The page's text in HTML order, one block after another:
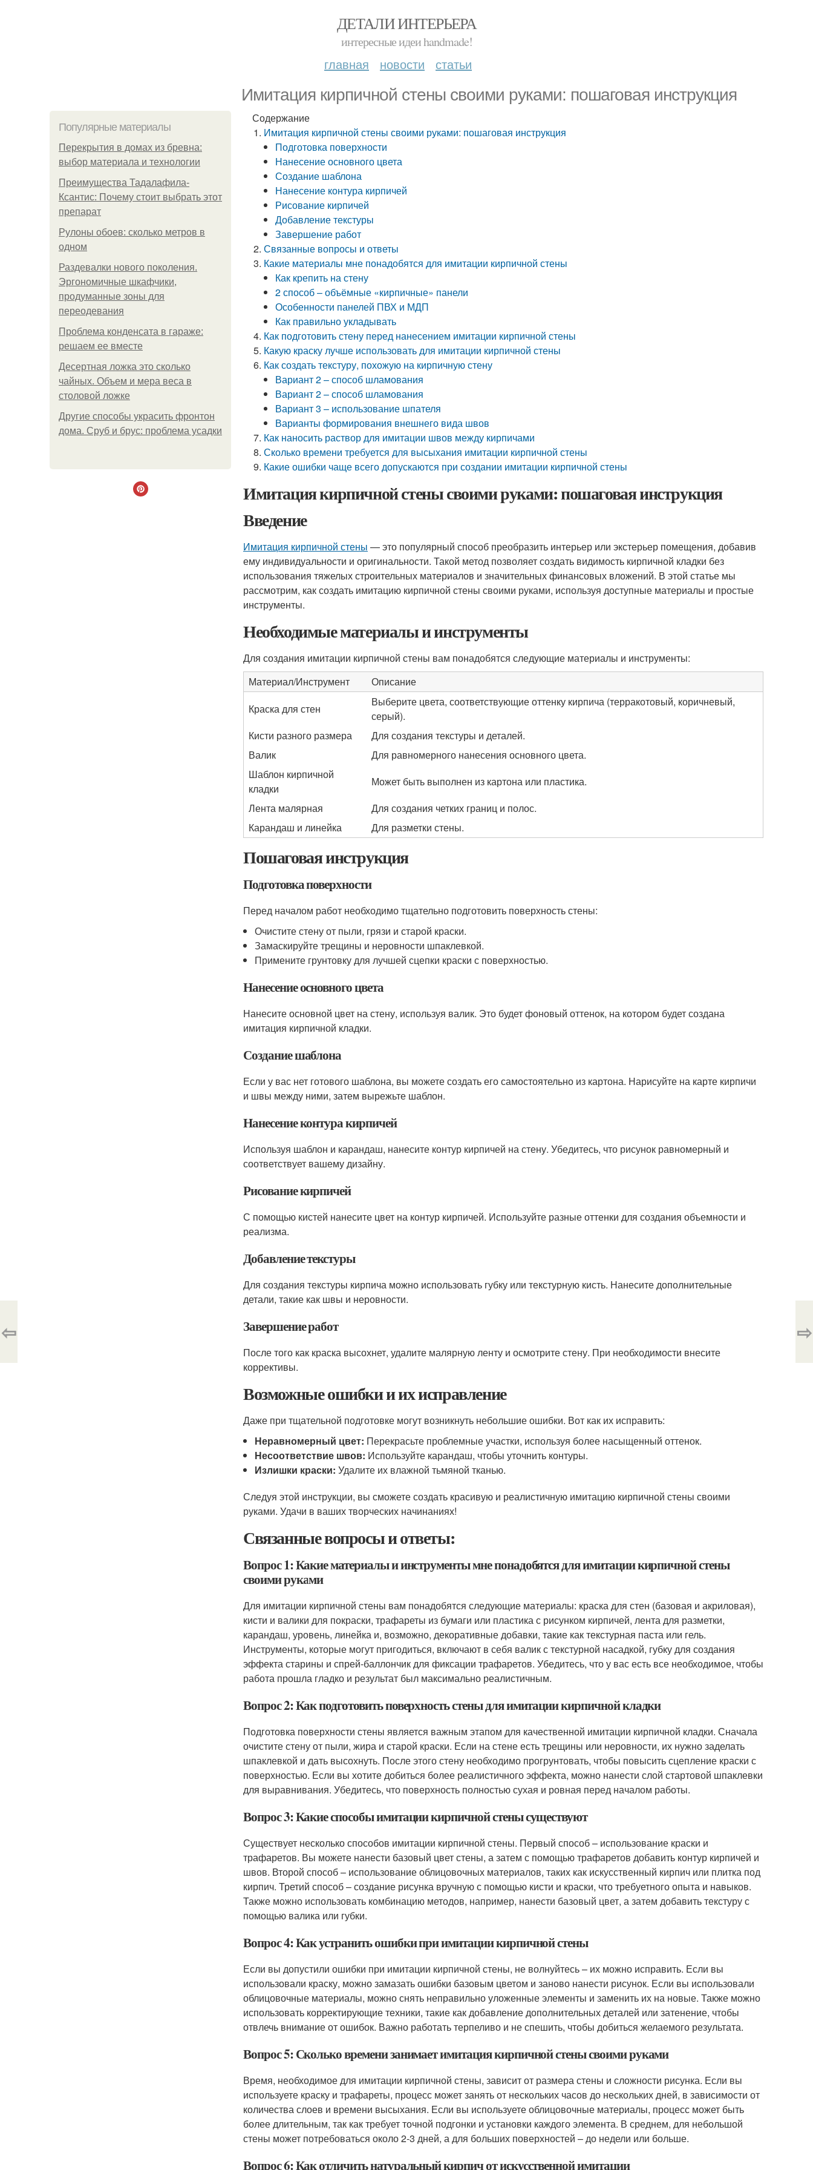
ДЕТАЛИ ИНТЕРЬЕРА
интересные идеи handmade!
главная новости статьи
Имитация кирпичной стены своими руками: пошаговая инструкция
Популярные материалы
Перекрытия в домах из бревна:
выбор материала и технологии
Преимущества Тадалафила-
Ксантис: Почему стоит выбрать этот
препарат
Рулоны обоев: сколько метров в
одном
Раздевалки нового поколения.
Эргономичные шкафчики,
продуманные зоны для
переодевания
Проблема конденсата в гараже:
решаем ее вместе
Десертная ложка это сколько
чайных. Объем и мера веса в
столовой ложке
Другие способы украсить фронтон
дома. Сруб и брус: проблема усадки
Содержание
Имитация кирпичной стены своими руками: пошаговая инструкция
Подготовка поверхности
Нанесение основного цвета
Создание шаблона
Нанесение контура кирпичей
Рисование кирпичей
Добавление текстуры
Завершение работ
Связанные вопросы и ответы
Какие материалы мне понадобятся для имитации кирпичной стены
Как крепить на стену
2 способ – объёмные «кирпичные» панели
Особенности панелей ПВХ и МДП
Как правильно укладывать
Как подготовить стену перед нанесением имитации кирпичной стены
Какую краску лучше использовать для имитации кирпичной стены
Как создать текстуру, похожую на кирпичную стену
Вариант 2 – способ шламования
Вариант 2 – способ шламования
Вариант 3 – использование шпателя
Варианты формирования внешнего вида швов
Как наносить раствор для имитации швов между кирпичами
Сколько времени требуется для высыхания имитации кирпичной стены
Какие ошибки чаще всего допускаются при создании имитации кирпичной стены
Имитация кирпичной стены своими руками: пошаговая инструкция
Введение
Имитация кирпичной стены — это популярный способ преобразить интерьер или экстерьер помещения, добавив
ему индивидуальности и оригинальности. Такой метод позволяет создать видимость кирпичной кладки без
использования тяжелых строительных материалов и значительных финансовых вложений. В этой статье мы
рассмотрим, как создать имитацию кирпичной стены своими руками, используя доступные материалы и простые
инструменты.
Необходимые материалы и инструменты
Для создания имитации кирпичной стены вам понадобятся следующие материалы и инструменты:
Материал/Инструмент
Описание
Краска для стен
Выберите цвета, соответствующие оттенку кирпича (терракотовый, коричневый,
серый).
Кисти разного размера
Для создания текстуры и деталей.
Валик
Для равномерного нанесения основного цвета.
Шаблон кирпичной
кладки
Может быть выполнен из картона или пластика.
Лента малярная
Для создания четких границ и полос.
Карандаш и линейка
Для разметки стены.
Пошаговая инструкция
Подготовка поверхности
Перед началом работ необходимо тщательно подготовить поверхность стены:
Очистите стену от пыли, грязи и старой краски.
Замаскируйте трещины и неровности шпаклевкой.
Примените грунтовку для лучшей сцепки краски с поверхностью.
Нанесение основного цвета
Нанесите основной цвет на стену, используя валик. Это будет фоновый оттенок, на котором будет создана
имитация кирпичной кладки.
Создание шаблона
Если у вас нет готового шаблона, вы можете создать его самостоятельно из картона. Нарисуйте на карте кирпичи
и швы между ними, затем вырежьте шаблон.
Нанесение контура кирпичей
Используя шаблон и карандаш, нанесите контур кирпичей на стену. Убедитесь, что рисунок равномерный и
соответствует вашему дизайну.
Рисование кирпичей
С помощью кистей нанесите цвет на контур кирпичей. Используйте разные оттенки для создания объемности и
реализма.
Добавление текстуры
Для создания текстуры кирпича можно использовать губку или текстурную кисть. Нанесите дополнительные
детали, такие как швы и неровности.
Завершение работ
После того как краска высохнет, удалите малярную ленту и осмотрите стену. При необходимости внесите
коррективы.
Возможные ошибки и их исправление
Даже при тщательной подготовке могут возникнуть небольшие ошибки. Вот как их исправить:
Неравномерный цвет: Перекрасьте проблемные участки, используя более насыщенный оттенок.
Несоответствие швов: Используйте карандаш, чтобы уточнить контуры.
Излишки краски: Удалите их влажной тьмяной тканью.
Следуя этой инструкции, вы сможете создать красивую и реалистичную имитацию кирпичной стены своими
руками. Удачи в ваших творческих начинаниях!
Связанные вопросы и ответы:
Вопрос 1: Какие материалы и инструменты мне понадобятся для имитации кирпичной стены
своими руками
Для имитации кирпичной стены вам понадобятся следующие материалы: краска для стен (базовая и акриловая),
кисти и валики для покраски, трафареты из бумаги или пластика с рисунком кирпичей, лента для разметки,
карандаш, уровень, линейка и, возможно, декоративные добавки, такие как текстурная паста или гель.
Инструменты, которые могут пригодиться, включают в себя валик с текстурной насадкой, губку для создания
эффекта старины и спрей-баллончик для фиксации трафаретов. Убедитесь, что у вас есть все необходимое, чтобы
работа прошла гладко и результат был максимально реалистичным.
Вопрос 2: Как подготовить поверхность стены для имитации кирпичной кладки
Подготовка поверхности стены является важным этапом для качественной имитации кирпичной кладки. Сначала
очистите стену от пыли, жира и старой краски. Если на стене есть трещины или неровности, их нужно заделать
шпаклевкой и дать высохнуть. После этого стену необходимо прогрунтовать, чтобы повысить сцепление краски с
поверхностью. Если вы хотите добиться более реалистичного эффекта, можно нанести слой стартовой шпаклевки
для выравнивания. Убедитесь, что поверхность полностью сухая и ровная перед началом работы.
Вопрос 3: Какие способы имитации кирпичной стены существуют
Существует несколько способов имитации кирпичной стены. Первый способ – использование краски и
трафаретов. Вы можете нанести базовый цвет стены, а затем с помощью трафаретов добавить контур кирпичей и
швов. Второй способ – использование облицовочных материалов, таких как искусственный кирпич или плитка под
кирпич. Третий способ – создание рисунка вручную с помощью кисти и краски, что требуетного опыта и навыков.
Также можно использовать комбинацию методов, например, нанести базовый цвет, а затем добавить текстуру с
помощью валика или губки.
Вопрос 4: Как устранить ошибки при имитации кирпичной стены
Если вы допустили ошибки при имитации кирпичной стены, не волнуйтесь – их можно исправить. Если вы
использовали краску, можно замазать ошибки базовым цветом и заново нанести рисунок. Если вы использовали
облицовочные материалы, можно снять неправильно уложенные элементы и заменить их на новые. Также можно
использовать корректирующие техники, такие как добавление дополнительных деталей или затенение, чтобы
отвлечь внимание от ошибок. Важно работать терпеливо и не спешить, чтобы добиться желаемого результата.
Вопрос 5: Сколько времени занимает имитация кирпичной стены своими руками
Время, необходимое для имитации кирпичной стены, зависит от размера стены и сложности рисунка. Если вы
используете краску и трафареты, процесс может занять от нескольких часов до нескольких дней, в зависимости от
количества слоев и времени высыхания. Если вы используете облицовочные материалы, процесс может быть
более длительным, так как требует точной подгонки и установки каждого элемента. В среднем, для небольшой
стены может потребоваться около 2-3 дней, а для больших поверхностей – до недели или больше.
Вопрос 6: Как отличить натуральный кирпич от искусственной имитации
⇦ ⇨